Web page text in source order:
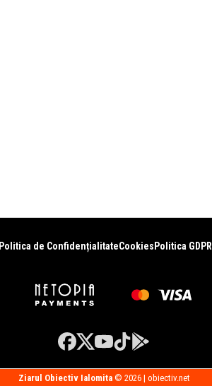
Politica de ConfidențialitateCookies Politica GDPR
Ziarul Obiectiv Ialomita© 2026 | obiectiv.net